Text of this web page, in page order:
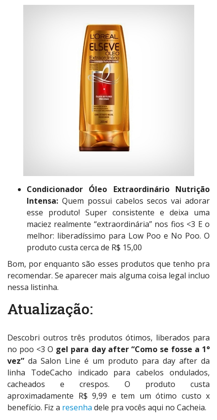
Condicionador Óleo Extraordinário Nutrição
Intensa: Quem possui cabelos secos vai adorar
esse produto! Super consistente e deixa uma
maciez realmente “extraordinária” nos fios <3 E o
melhor: liberadíssimo para Low Poo e No Poo. O
produto custa cerca de R$ 15,00
Bom, por enquanto são esses produtos que tenho pra
recomendar. Se aparecer mais alguma coisa legal incluo
nessa listinha.
Atualização:
Descobri outros três produtos ótimos, liberados para
no poo <3 O gel para day after “Como se fosse a 1°
vez” da Salon Line é um produto para day after da
linha TodeCacho indicado para cabelos ondulados,
cacheados e crespos. O produto custa
aproximadamente R$ 9,99 e tem um ótimo custo x
benefício. Fiz a resenha dele pra vocês aqui no Cacheia.